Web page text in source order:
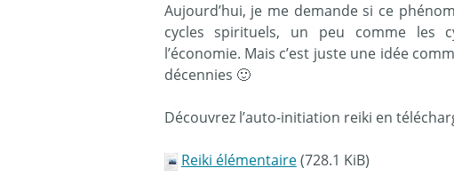
Aujourd’hui, je me demande si ce
cycles spirituels, un peu comme les
l’économie. Mais c’est juste une idée
décennies 🙂
Découvrez l’auto-initiation reiki en
Reiki élémentaire(728.1 KiB)